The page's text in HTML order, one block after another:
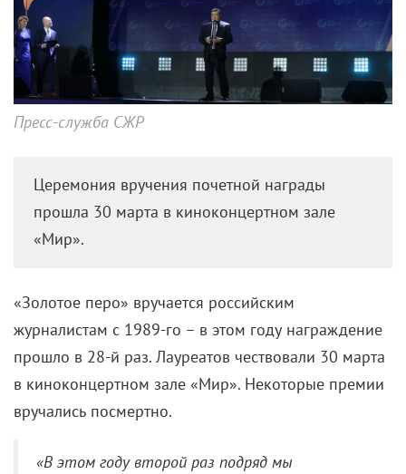
Пресс-служба СЖР
Церемония вручения почетной награды
прошла 30 марта в киноконцертном зале
«Мир».
«Золотое перо» вручается российским
журналистам с 1989-го – в этом году награждение
прошло в 28-й раз. Лауреатов чествовали 30 марта
в киноконцертном зале «Мир». Некоторые премии
вручались посмертно.
«В этом году второй раз подряд мы